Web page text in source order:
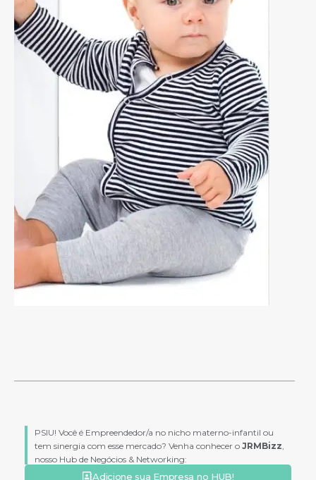
PSIU! Você é Empreendedor/a no nicho materno-infantil ou
tem sinergia com esse mercado? Venha conhecer o JRMBizz
nosso Hub de Negócios & Networking:
Adicione sua Empresa no HUB!